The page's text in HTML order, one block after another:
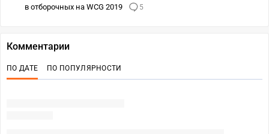
в отборочных на WCG 2019
5
Комментарии
ПО ДАТЕ ПО ПОПУЛЯРНОСТИ